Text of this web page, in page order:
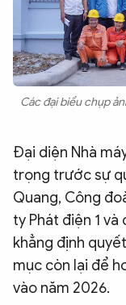
Các đại biểu chụp
Đại diện Nhà
trọng trước sự
Quang, Công
ty Phát điện 1
khẳng định
mục còn lại để
vào năm 2026.